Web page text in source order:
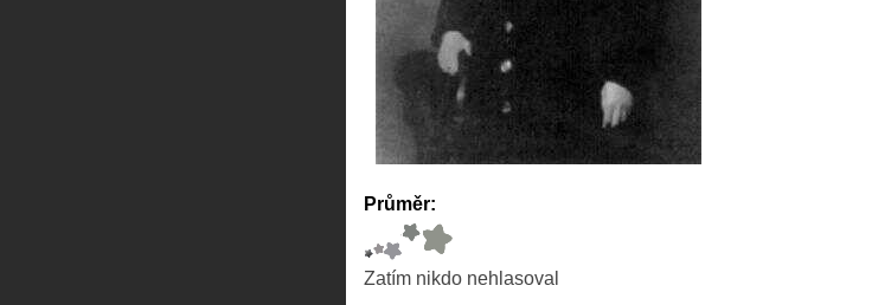
Průměr:
Zatím nikdo nehlasoval